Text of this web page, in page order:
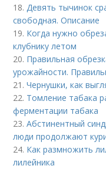
18.Девять тычинок
свободная. Описание
19. Когда нужно
клубнику летом
20. Правильная
урожайности.
21.Чернушки, как
22. Томление табака
ферментации табака
23.Абстинентный
люди продолжают
24. Как размножить
лилейника